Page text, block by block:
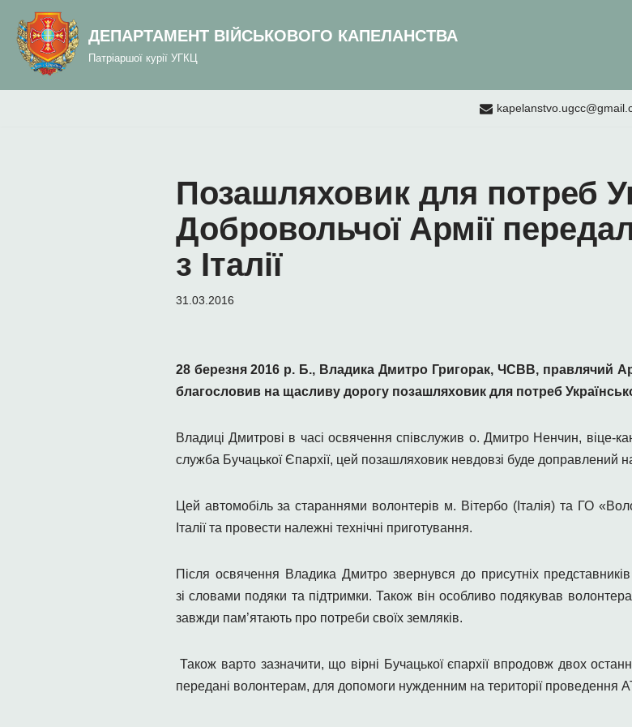
вмісту
Перейти
вмісту
ДЕПАРТАМЕНТ ВІЙСЬКОВОГО КАПЕЛАНСТВА
Патріаршої курії УГКЦ
Позашляховик для потреб
Добровольчої Армії
з Італії
31.03.2016
28 березня 2016 р. Б., Владика Дмитро Григорак, ЧСВВ, правлячий
благословив на щасливу дорогу позашляховик для потреб
Владиці Дмитрові в часі освячення співслужив о. Дмитро Ненчин, віце-
служба Бучацької Єпархії, цей позашляховик невдовзі буде доправлений
Цей автомобіль за стараннями волонтерів м. Вітербо (Італія) та ГО
Італії та провести належні технічні приготування.
Після освячення Владика Дмитро звернувся до присутніх
зі словами подяки та підтримки. Також він особливо подякував
завжди пам’ятають про потреби своїх земляків.
Також варто зазначити, що вірні Бучацької єпархії впродовж двох
передані волонтерам, для допомоги нужденним на території проведення